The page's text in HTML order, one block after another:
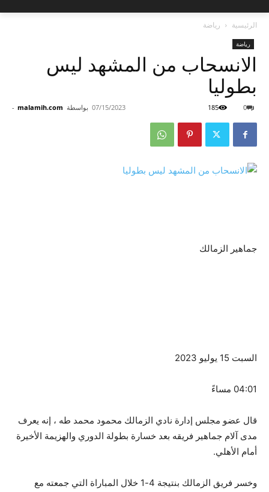
الرئيسية رياضة
رياضة
الانسحاب من المشهد ليس
بطوليا
بواسطة malamih.com
- 07/15/2023 0
185
جماهير الزمالك
السبت 15 يوليو 2023
04:01 مساءً
قال عضو مجلس إدارة نادي الزمالك محمود محمد طه ، إنه يعرف
مدى آلام جماهير فريقه بعد خسارة بطولة الدوري والهزيمة الأخيرة
أمام الأهلي.
وخسر فريق الزمالك بنتيجة 4-1 خلال المباراة التي جمعته مع